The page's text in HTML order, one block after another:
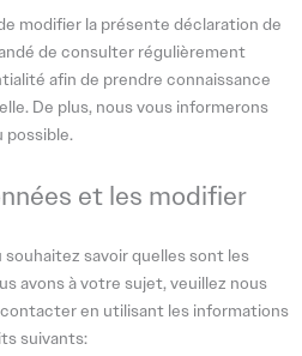
modifier la présente déclaration de
de consulter régulièrement
afin de prendre connaissance
De plus, nous vous informerons
possible.
et les modifier
savoir quelles sont les
avons à votre sujet, veuillez nous
en utilisant les informations
suivants: